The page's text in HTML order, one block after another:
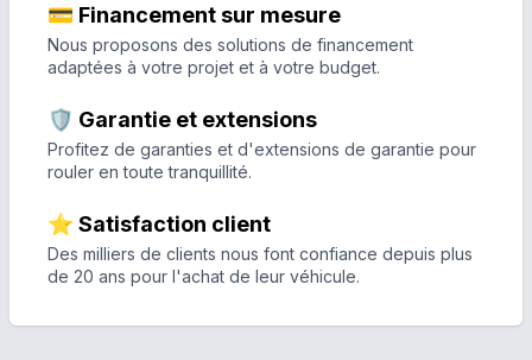
💳 Financement sur mesure
Nous proposons des solutions de financement
adaptées à votre projet et à votre budget.
🛡️ Garantie et extensions
Profitez de garanties et d'extensions de garantie pour
rouler en toute tranquillité.
⭐ Satisfaction client
Des milliers de clients nous font confiance depuis plus
de 20 ans pour l'achat de leur véhicule.